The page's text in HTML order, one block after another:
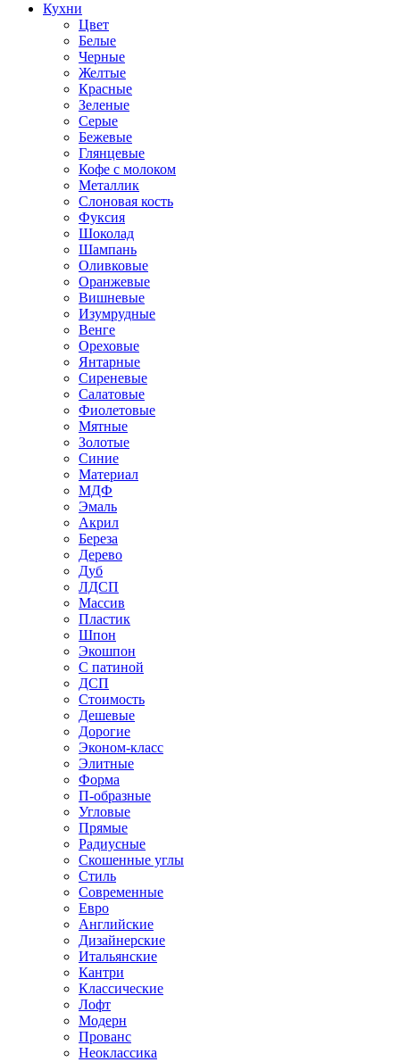
Кухни
Цвет
Белые
Черные
Желтые
Красные
Зеленые
Серые
Бежевые
Глянцевые
Кофе с молоком
Металлик
Слоновая кость
Фуксия
Шоколад
Шампань
Оливковые
Оранжевые
Вишневые
Изумрудные
Венге
Ореховые
Янтарные
Сиреневые
Салатовые
Фиолетовые
Мятные
Золотые
Синие
Материал
МДФ
Эмаль
Акрил
Береза
Дерево
Дуб
ЛДСП
Массив
Пластик
Шпон
Экошпон
С патиной
ДСП
Стоимость
Дешевые
Дорогие
Эконом-класс
Элитные
Форма
П-образные
Угловые
Прямые
Радиусные
Скошенные углы
Стиль
Современные
Евро
Английские
Дизайнерские
Итальянские
Кантри
Классические
Лофт
Модерн
Прованс
Неоклассика